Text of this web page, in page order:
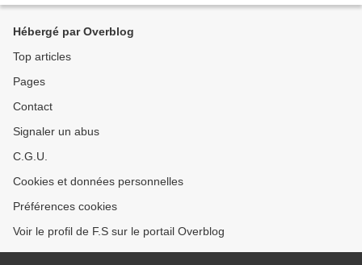
Hébergé par Overblog
Top articles
Pages
Contact
Signaler un abus
C.G.U.
Cookies et données personnelles
Préférences cookies
Voir le profil de F.S sur le portail Overblog